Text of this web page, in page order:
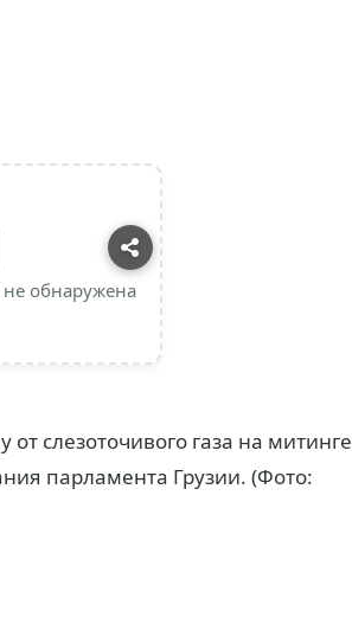
обнаружена
слезоточивого газа на митинге
парламента Грузии. (Фото: